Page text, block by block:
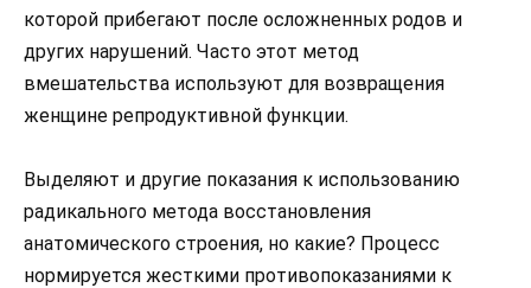
которой прибегают после осложненных родов и
других нарушений. Часто этот метод
вмешательства используют для возвращения
женщине репродуктивной функции.
Выделяют и другие показания к использованию
радикального метода восстановления
анатомического строения, но какие? Процесс
нормируется жесткими противопоказаниями к